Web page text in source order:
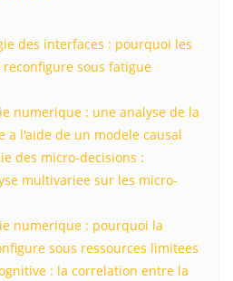
des interfaces : pourquoi les
sous fatigue
numerique : une analyse de la
l'aide de un modele causal
des micro-decisions :
multivariee sur les micro-
numerique : pourquoi la
sous ressources limitees
: la correlation entre la